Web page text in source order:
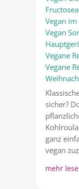
Vegan
Vegan
Vegane
Vegane
sicher?
ganz
vegan
mehr